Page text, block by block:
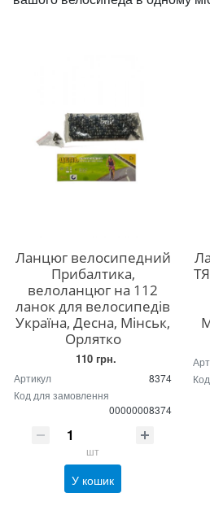
Ланцюг велосипедний
Прибалтика,
велоланцюг на 112
ланок для велосипедів
Україна, Десна, Мінськ,
Орлятко
110 грн.
Артикул
8374
Код для замовлення
00000008374
шт
У кошик